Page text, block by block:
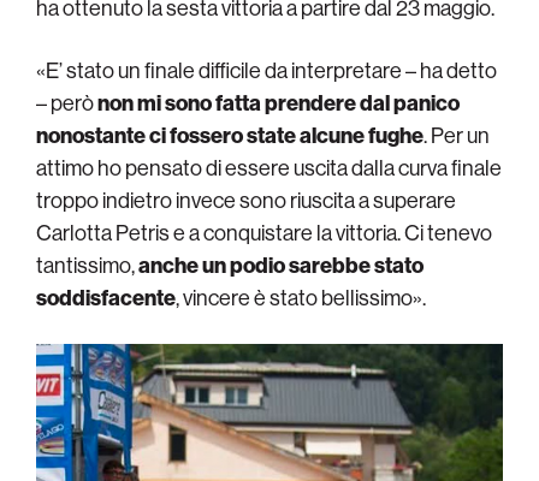
ha ottenuto la sesta vittoria a partire dal 23 maggio.
«E’ stato un finale difficile da interpretare – ha detto
– perònon mi sono fatta prendere dal panico
nonostante ci fossero state alcune fughe. Per un
attimo ho pensato di essere uscita dalla curva finale
troppo indietro invece sono riuscita a superare
Carlotta Petris e a conquistare la vittoria. Ci tenevo
tantissimo,anche un podio sarebbe stato
soddisfacente, vincere è stato bellissimo».